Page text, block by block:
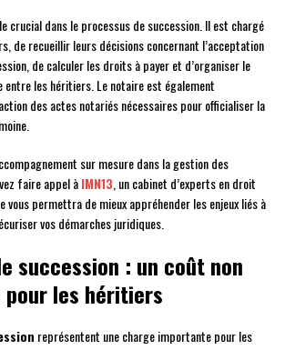
crucial dans le processus de succession. Il est chargé
de recueillir leurs décisions concernant l’acceptation
de calculer les droits à payer et d’organiser le
les héritiers. Le notaire est également
des actes notariés nécessaires pour officialiser la
sur mesure dans la gestion des
faire appel àIMN13 , un cabinet d’experts en droit
vous permettra de mieux appréhender les enjeux liés à
vos démarches juridiques.
succession : un coût non
les héritiers
représentent une charge importante pour les